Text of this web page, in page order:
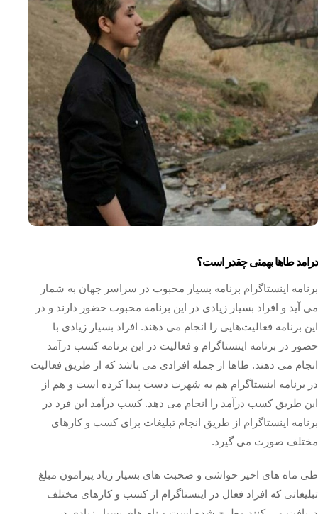
درامد طاها بهمنی چقدر است؟
برنامه اینستاگرام برنامه بسیار محبوب در سراسر جهان به شمار
می‌ آید و افراد بسیار زیادی در این برنامه محبوب حضور دارند و در
این برنامه فعالیت‌هایی را انجام می‌ دهند. افراد بسیار زیادی با
حضور در برنامه اینستاگرام و فعالیت در این برنامه کسب درآمد
انجام می دهند. طاها از جمله افرادی می باشد که از طریق فعالیت
در برنامه اینستاگرام هم به شهرت دست پیدا کرده است و هم از
این طریق کسب درآمد را انجام می دهد. کسب درآمد این فرد در
برنامه اینستاگرام از طریق انجام تبلیغات برای کسب و کارهای
مختلف صورت می‌ گیرد.
طی ماه های اخیر حواشی و صحبت های بسیار زیاد پیرامون مبلغ
تبلیغاتی که افراد فعال در اینستاگرام از کسب و کارهای مختلف